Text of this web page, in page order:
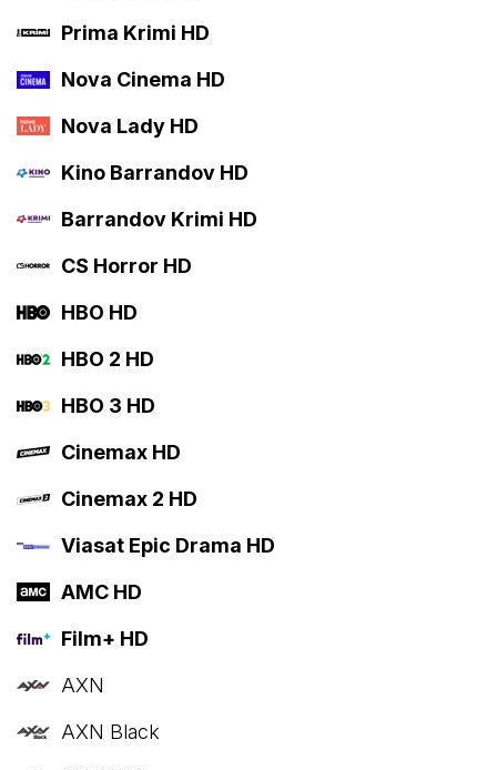
Prima Krimi HD
Nova Cinema HD
Nova Lady HD
Kino Barrandov HD
Barrandov Krimi HD
CS Horror HD
HBO HD
HBO 2 HD
HBO 3 HD
Cinemax HD
Cinemax 2 HD
Viasat Epic Drama HD
AMC HD
Film+ HD
AXN
AXN Black